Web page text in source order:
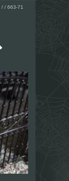
/ / 663-71